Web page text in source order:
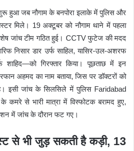
हुआ जब नौगाम के बनपोरा इलाके में पुलिस और
मिले। 19 अक्टूबर को नौगाम थाने में पहला
जांच टीम गठित हुई। CCTV फुटेज की मदद
निसार डार उर्फ साहिल, यासिर-उल-अशरफ
गिरफ्तार किया। पूछताछ में इन
अहमद का नाम बताया, जिस पर डॉक्टरों को
इसी जांच के सिलसिले में पुलिस Faridabad
कमरे से भारी मात्रा में विस्फोटक बरामद हुए,
में जांच के दौरान फट गए।
से भी जुड़ सकती है कड़ी, 13